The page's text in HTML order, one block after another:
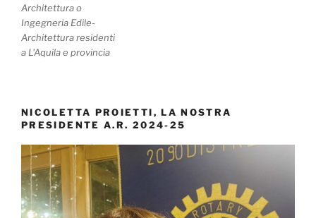
Architettura o
Ingegneria Edile-
Architettura residenti
a L'Aquila e provincia
NICOLETTA PROIETTI, LA NOSTRA
PRESIDENTE A.R. 2024-25